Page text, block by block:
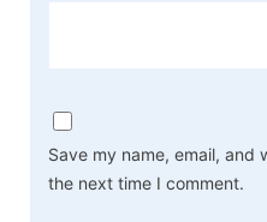
Save my name, email, and
the next time I comment.